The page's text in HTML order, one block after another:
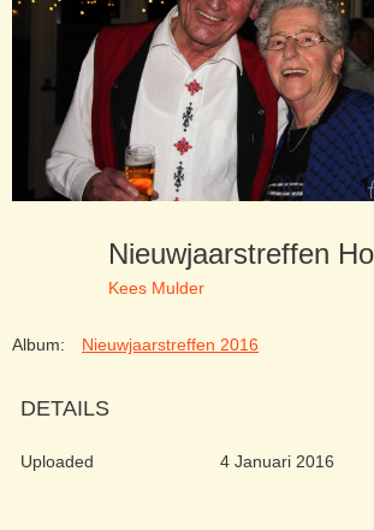
Kees Mulder
Album: Nieuwjaarstreffen 2016
DETAILS
Uploaded 4 Januari 2016